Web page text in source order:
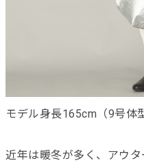
モデル身長165cm（9号体
近年は暖冬が多く、アウ